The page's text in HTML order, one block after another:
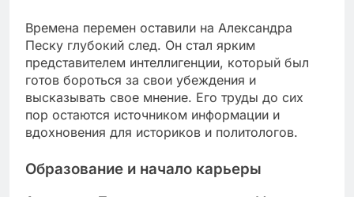
Времена перемен оставили на Александра
Песку глубокий след. Он стал ярким
представителем интеллигенции, который был
готов бороться за свои убеждения и
высказывать свое мнение. Его труды до сих
пор остаются источником информации и
вдохновения для историков и политологов.
Образование и начало карьеры